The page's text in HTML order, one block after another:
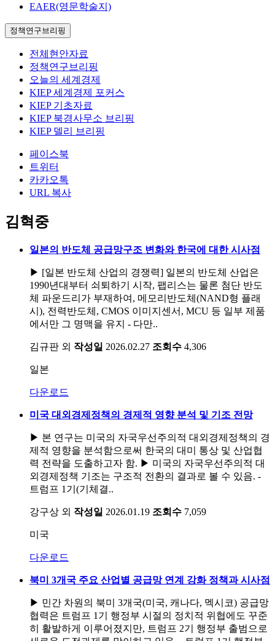
EAER(영문학술지)
정책연구브리핑
전체현안자료
정책연구브리핑
오늘의 세계경제
KIEP 세계경제 포커스
KIEP 기초자료
KIEP 북경사무소 브리핑
KIEP 델리 브리핑
페이스북
트위터
카카오톡
URL 복사
김혁중
일본의 반도체 공급망구조 변화와 한국에 대한 시사점
▶ [일본 반도체 산업의 경쟁력] 일본의 반도체 산업은
1990년대부터 쇠퇴하기 시작, 팹리스는 물론 첨단 반도
체 파운드리가 부재하여, 메모리반도체(NAND형 플래
시), 전력반도체, CMOS 이미지센서, MCU 등 일부 제품
에서만 그 명맥을 유지 - 다만..
김규판 외 작성일 2026.02.27 조회수 4,306
일본
다운로드
미국 대외경제정책의 경제적 영향 분석 및 기조 전망
▶ 본 연구는 미국의 자국우선주의적 대외경제정책의 경
제적 영향을 분석함으로써 한국의 대미 통상 및 산업협
력 전략을 도출하고자 함. ▶ 미국의 자국우선주의적 대
외경제정책 기조는 구조적 전환의 결과로 볼 수 있음. -
트럼프 1기(기체결..
강구상 외 작성일 2026.01.19 조회수 7,059
미국
다운로드
북미 3개국 주요 산업별 공급망 연계 강화 정책과 시사점
▶ 민간 차원의 북미 3개국(미국, 캐나다, 멕시코) 공급망
협력은 트럼프 1기 행정부 시절의 정치적 위협에도 꾸준
히 활발하게 이루어졌지만, 트럼프 2기 행정부 출범으로